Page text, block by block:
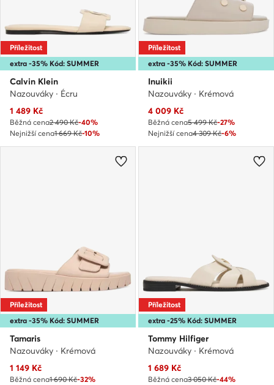
extra -35% Kód: SUMMER
Příležitost
Calvin Klein
Nazouváky · Écru
Aktuální cena
1 489 Kč
Běžná cena2 490 Kč-40%
Nejnižší cena1 669 Kč-10%
extra -35% Kód: SUMMER
Příležitost
Inuikii
Nazouváky · Krémová
Aktuální cena
4 009 Kč
Běžná cena5 499 Kč-27%
Nejnižší cena4 309 Kč-6%
extra -35% Kód: SUMMER
Příležitost
Tamaris
Nazouváky · Krémová
Aktuální cena
1 149 Kč
Běžná cena1 690 Kč-32%
extra -25% Kód: SUMMER
Příležitost
Tommy Hilfiger
Nazouváky · Krémová
Aktuální cena
1 689 Kč
Běžná cena3 050 Kč-44%